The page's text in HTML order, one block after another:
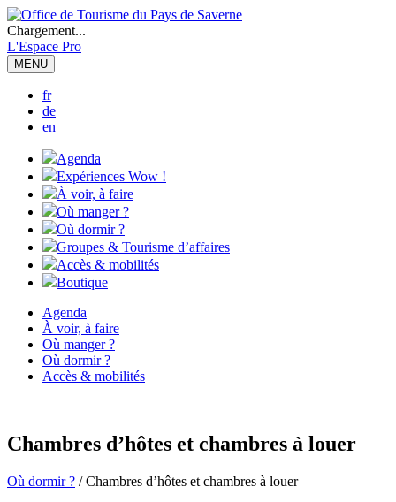
Chargement...
L'Espace Pro
MENU
fr
de
en
Agenda
Expériences Wow !
À voir, à faire
Où manger ?
Où dormir ?
Groupes & Tourisme d’affaires
Accès & mobilités
Boutique
Agenda
À voir, à faire
Où manger ?
Où dormir ?
Accès & mobilités
Chambres d’hôtes et chambres à louer
Où dormir ? / Chambres d’hôtes et chambres à louer